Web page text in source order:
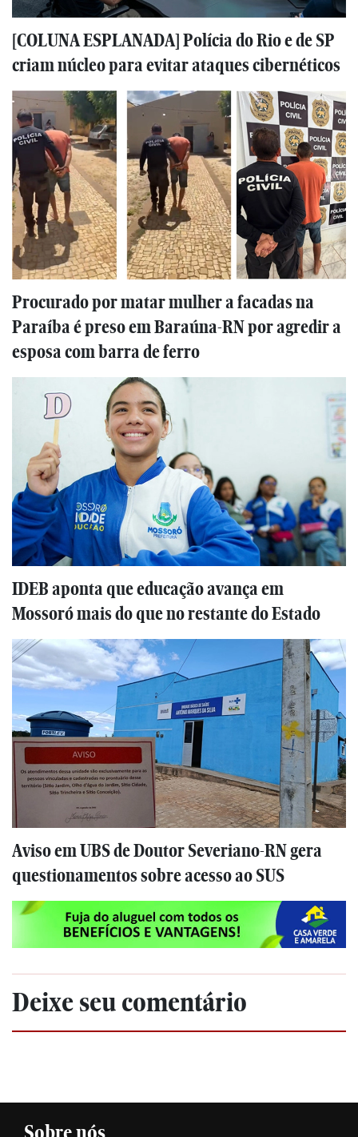
[COLUNA ESPLANADA] Polícia do Rio e de SP
criam núcleo para evitar ataques cibernéticos
Procurado por matar mulher a facadas na
Paraíba é preso em Baraúna-RN por agredir a
esposa com barra de ferro
IDEB aponta que educação avança em
Mossoró mais do que no restante do Estado
Aviso em UBS de Doutor Severiano-RN gera
questionamentos sobre acesso ao SUS
Deixe seu comentário